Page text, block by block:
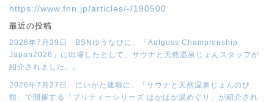
https://www.fnn.jp/articles/-/190500
最近の投稿
2026年7月29日 BSNゆうなびに、「Aufguss Championship
Japan2026」に出場したとして、サウナと天然温泉じょんスタッフが
紹介されました。。
2026年7月27日 にいがた速報に、「サウナと天然温泉じょんのび
館」で開催する「プリティーシリーズ ほかほか湯めぐり」が紹介され